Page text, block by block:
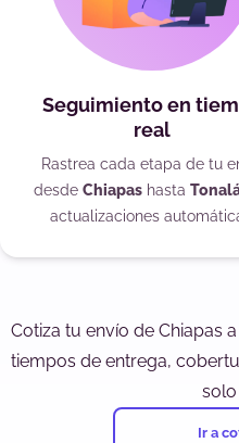
Seguimiento en
real
Rastrea cada etapa de tu
desde Chiapashasta
actualizaciones
Cotiza tu envío de Chiapas
tiempos de entrega,
solo
Ir a